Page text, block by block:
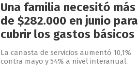
Una familia necesitó más
de $282.000 en junio para
cubrir los gastos básicos
La canasta de servicios aumentó 10,1%
contra mayo y 54% a nivel interanual.